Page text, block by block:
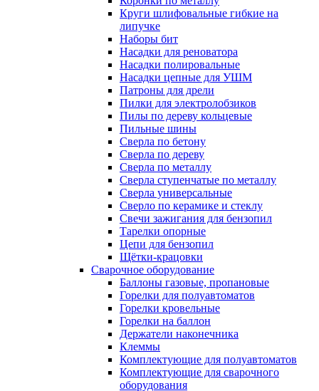
Круги шлифовальные гибкие на
липучке
Наборы бит
Насадки для реноватора
Насадки полировальные
Насадки цепные для УШМ
Патроны для дрели
Пилки для электролобзиков
Пилы по дереву кольцевые
Пильные шины
Сверла по бетону
Сверла по дереву
Сверла по металлу
Сверла ступенчатые по металлу
Сверла универсальные
Сверло по керамике и стеклу
Свечи зажигания для бензопил
Тарелки опорные
Цепи для бензопил
Щётки-крацовки
Сварочное оборудование
Баллоны газовые, пропановые
Горелки для полуавтоматов
Горелки кровельные
Горелки на баллон
Держатели наконечника
Клеммы
Комплектующие для полуавтоматов
Комплектующие для сварочного
оборудования